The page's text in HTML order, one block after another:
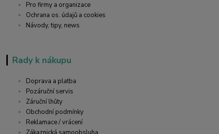
Pro firmy a organizace
Ochrana os. údajů a cookies
Návody, tipy, news
Rady k nákupu
Doprava a platba
Pozáruční servis
Záruční lhůty
Obchodní podmínky
Reklamace / vrácení